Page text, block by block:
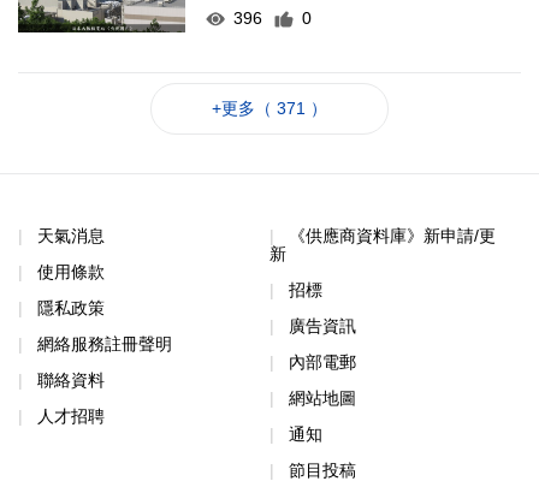
396
0
+更多（ 371 ）
天氣消息
使用條款
隱私政策
網絡服務註冊聲明
聯絡資料
人才招聘
《供應商資料庫》新申請/更
新
招標
廣告資訊
內部電郵
網站地圖
通知
節目投稿